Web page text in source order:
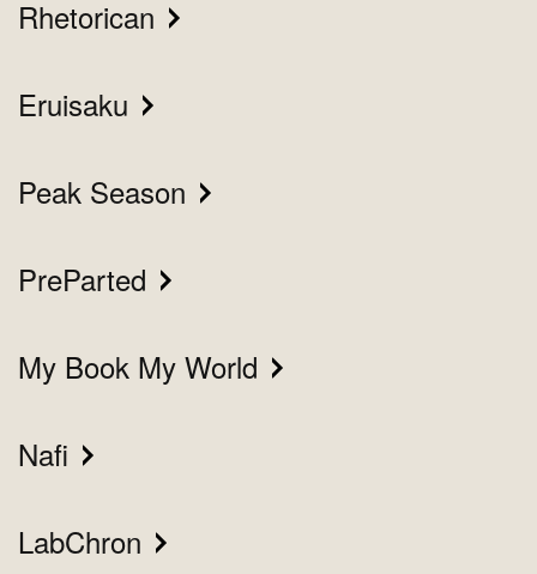
Rhetorican
Eruisaku
Peak Season
PreParted
My Book My World
Nafi
LabChron